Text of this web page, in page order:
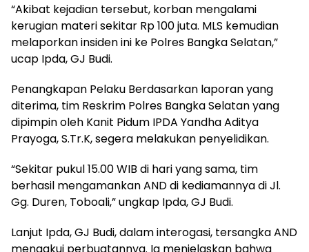
“Akibat kejadian tersebut, korban mengalami
kerugian materi sekitar Rp 100 juta. MLS kemudian
melaporkan insiden ini ke Polres Bangka Selatan,”
ucap Ipda, GJ Budi.
Penangkapan Pelaku Berdasarkan laporan yang
diterima, tim Reskrim Polres Bangka Selatan yang
dipimpin oleh Kanit Pidum IPDA Yandha Aditya
Prayoga, S.Tr.K, segera melakukan penyelidikan.
“Sekitar pukul 15.00 WIB di hari yang sama, tim
berhasil mengamankan AND di kediamannya di Jl.
Gg. Duren, Toboali,” ungkap Ipda, GJ Budi.
Lanjut Ipda, GJ Budi, dalam interogasi, tersangka AND